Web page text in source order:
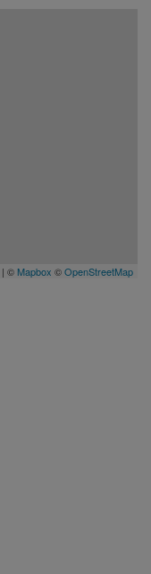
| © Mapbox ©OpenStreetMap